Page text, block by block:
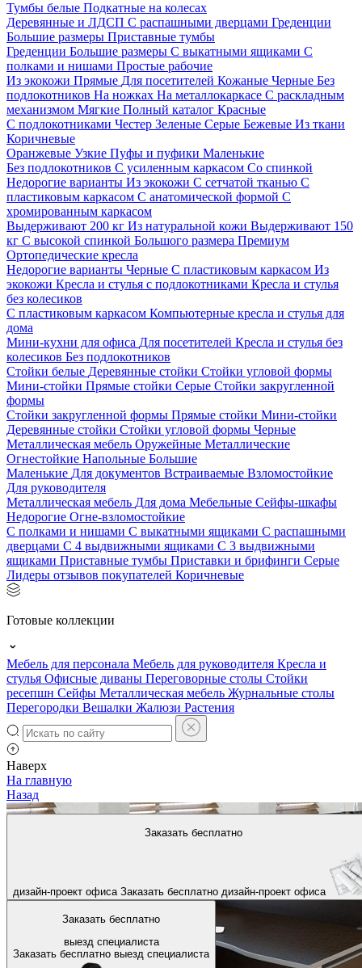
Тумбы белые Подкатные на колесах
Деревянные и ЛДСП С распашными дверцами Греденции
Большие размеры Приставные тумбы
Греденции Большие размеры С выкатными ящиками С
полками и нишами Простые рабочие
Из экокожи Прямые Для посетителей Кожаные Черные Без
подлокотников На ножках На металлокаркасе С раскладным
механизмом Мягкие Полный каталог Красные
С подлокотниками Честер Зеленые Серые Бежевые Из ткани
Коричневые
Оранжевые Узкие Пуфы и пуфики Маленькие
Без подлокотников С усиленным каркасом Со спинкой
Недорогие варианты Из экокожи С сетчатой тканью С
пластиковым каркасом С анатомической формой С
хромированным каркасом
Выдерживают 200 кг Из натуральной кожи Выдерживают 150
кг С высокой спинкой Большого размера Премиум
Ортопедические кресла
Недорогие варианты Черные С пластиковым каркасом Из
экокожи Кресла и стулья с подлокотниками Кресла и стулья
без колесиков
С пластиковым каркасом Компьютерные кресла и стулья для
дома
Мини-кухни для офиса Для посетителей Кресла и стулья без
колесиков Без подлокотников
Стойки белые Деревянные стойки Стойки угловой формы
Мини-стойки Прямые стойки Серые Стойки закругленной
формы
Стойки закругленной формы Прямые стойки Мини-стойки
Деревянные стойки Стойки угловой формы Черные
Металлическая мебель Оружейные Металлические
Огнестойкие Напольные Большие
Маленькие Для документов Встраиваемые Взломостойкие
Для руководителя
Металлическая мебель Для дома Мебельные Сейфы-шкафы
Недорогие Огне-взломостойкие
С полками и нишами С выкатными ящиками С распашными
дверцами С 4 выдвижными ящиками С 3 выдвижными
ящиками Приставные тумбы Приставки и брифинги Серые
Лидеры отзывов покупателей Коричневые
Готовые коллекции
Мебель для персонала Мебель для руководителя Кресла и
стулья Офисные диваны Переговорные столы Стойки
ресепшн Сейфы Металлическая мебель Журнальные столы
Перегородки Вешалки Жалюзи Растения
Наверх
Заказать бесплатно
дизайн-проект офиса Заказать бесплатно дизайн-проект офиса
Заказать бесплатно
выезд специалиста
Заказать бесплатно выезд специалиста
На главную
Назад